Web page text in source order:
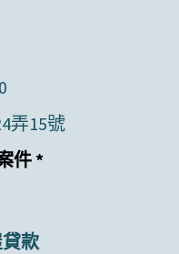
弄15號
件 *
款